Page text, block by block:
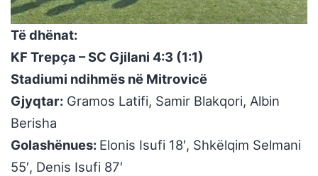
Të dhënat:
KF Trepça – SC Gjilani 4:3 (1:1)
Stadiumi ndihmës në Mitrovicë
Gjyqtar: Gramos Latifi, Samir Blakqori, Albin
Berisha
Golashënues: Elonis Isufi 18′, Shkëlqim Selmani
55′, Denis Isufi 87′